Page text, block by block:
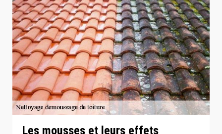
Les mousses et leurs effets